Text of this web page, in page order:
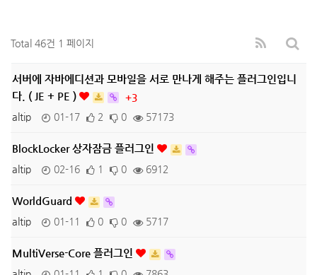
Total 46건 1 페이지
서버에 자바에디션과 모바일을 서로 만나게 해주는 플러그인입니
다. ( JE + PE )
+3
altip
01-17 2 0 57173
BlockLocker 상자잠금 플러그인
altip 02-16 1 0 6912
WorldGuard
altip 01-11 0 0 5717
MultiVerse-Core 플러그인